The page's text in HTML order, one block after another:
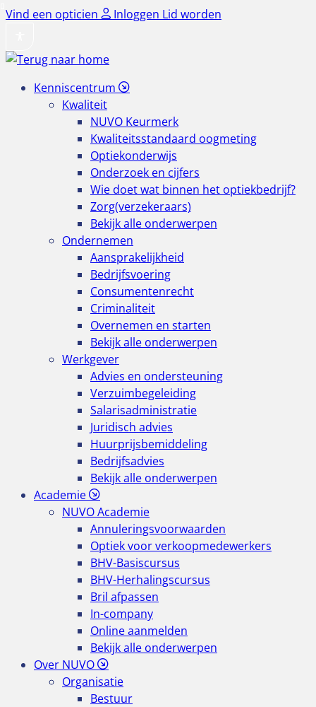
Ga
de
inhoud
Vind een opticien Inloggen Lid worden
Kenniscentrum
Kwaliteit
NUVO Keurmerk
Kwaliteitsstandaard oogmeting
Optiekonderwijs
Onderzoek en cijfers
Wie doet wat binnen het optiekbedrijf?
Zorg(verzekeraars)
Bekijk alle onderwerpen
Ondernemen
Aansprakelijkheid
Bedrijfsvoering
Consumentenrecht
Criminaliteit
Overnemen en starten
Bekijk alle onderwerpen
Werkgever
Advies en ondersteuning
Verzuimbegeleiding
Salarisadministratie
Juridisch advies
Huurprijsbemiddeling
Bedrijfsadvies
Bekijk alle onderwerpen
Academie
NUVO Academie
Annuleringsvoorwaarden
Optiek voor verkoopmedewerkers
BHV-Basiscursus
BHV-Herhalingscursus
Bril afpassen
In-company
Online aanmelden
Bekijk alle onderwerpen
Over NUVO
Organisatie
Bestuur